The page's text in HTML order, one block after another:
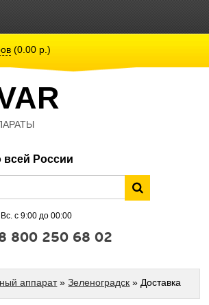
(0.00 р.)
России
с 9:00 до 00:00
800 250 68 02
аппарат»Зеленоградск » Доставка